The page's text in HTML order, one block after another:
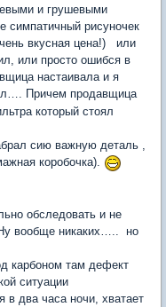
и грушевыми
симпатичный рисуночек
вкусная цена!) или
или просто ошибся в
настаивала и я
Причем продавщица
который стоял
сию важную деталь ,
коробочка).
обследовать и не
вообще никаких….. но
карбоном там дефект
ситуации
в два часа ночи, хватает